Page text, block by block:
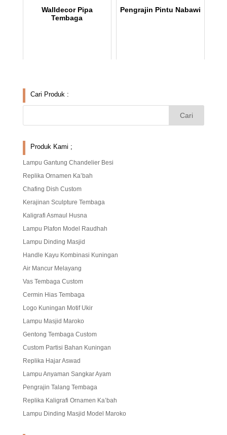
Walldecor Pipa
Tembaga
Pengrajin Pintu Nabawi
Cari Produk :
Produk Kami ;
Lampu Gantung Chandelier Besi
Replika Ornamen Ka’bah
Chafing Dish Custom
Kerajinan Sculpture Tembaga
Kaligrafi Asmaul Husna
Lampu Plafon Model Raudhah
Lampu Dinding Masjid
Handle Kayu Kombinasi Kuningan
Air Mancur Melayang
Vas Tembaga Custom
Cermin Hias Tembaga
Logo Kuningan Motif Ukir
Lampu Masjid Maroko
Gentong Tembaga Custom
Custom Partisi Bahan Kuningan
Replika Hajar Aswad
Lampu Anyaman Sangkar Ayam
Pengrajin Talang Tembaga
Replika Kaligrafi Ornamen Ka’bah
Lampu Dinding Masjid Model Maroko